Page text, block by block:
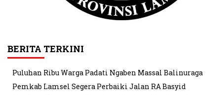
BERITA TERKINI
Puluhan Ribu Warga Padati Ngaben Massal Balinuraga
Pemkab Lamsel Segera Perbaiki Jalan RA Basyid